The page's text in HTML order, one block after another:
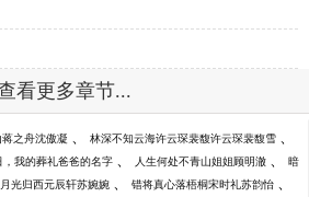
看更多章节...
之舟沈傲凝 、 林深不知云海许云琛裴馥许云琛裴馥雪 、
，我的葬礼爸爸的名字 、 人生何处不青山姐姐顾明澈 、 暗
光归西元辰轩苏婉婉 、 错将真心落梧桐宋时礼苏韵怡 、